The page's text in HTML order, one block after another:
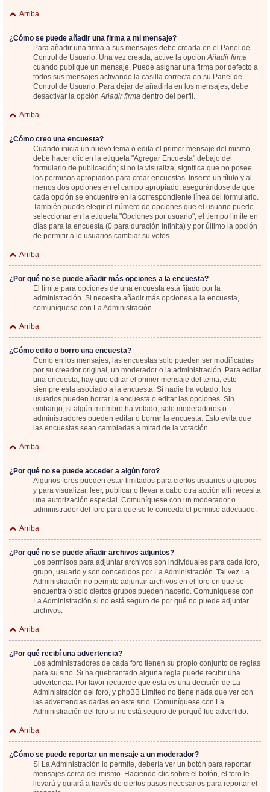
Arriba
¿Cómo se puede añadir una firma a mi mensaje?
Para añadir una firma a sus mensajes debe crearla en el Panel de
Control de Usuario. Una vez creada, active la opciónAñadir firma
cuando publique un mensaje. Puede asignar una firma por defecto a
todos sus mensajes activando la casilla correcta en su Panel de
Control de Usuario. Para dejar de añadirla en los mensajes, debe
desactivar la opciónAñadir firma dentro del perfil.
Arriba
¿Cómo creo una encuesta?
Cuando inicia un nuevo tema o edita el primer mensaje del mismo,
debe hacer clic en la etiqueta "Agregar Encuesta" debajo del
formulario de publicación; si no la visualiza, significa que no posee
los permisos apropiados para crear encuestas. Inserte un título y al
menos dos opciones en el campo apropiado, asegurándose de que
cada opción se encuentre en la correspondiente línea del formulario.
También puede elegir el número de opciones que el usuario puede
seleccionar en la etiqueta "Opciones por usuario", el tiempo límite en
días para la encuesta (0 para duración infinita) y por último la opción
de permitir a lo usuarios cambiar su votos.
Arriba
¿Por qué no se puede añadir más opciones a la encuesta?
El límite para opciones de una encuesta está fijado por la
administración. Si necesita añadir más opciones a la encuesta,
comuníquese con La Administración.
Arriba
¿Cómo edito o borro una encuesta?
Como en los mensajes, las encuestas solo pueden ser modificadas
por su creador original, un moderador o la administración. Para editar
una encuesta, hay que editar el primer mensaje del tema; este
siempre esta asociado a la encuesta. Si nadie ha votado, los
usuarios pueden borrar la encuesta o editar las opciones. Sin
embargo, si algún miembro ha votado, solo moderadores o
administradores pueden editar o borrar la encuesta. Esto evita que
las encuestas sean cambiadas a mitad de la votación.
Arriba
¿Por qué no se puede acceder a algún foro?
Algunos foros pueden estar limitados para ciertos usuarios o grupos
y para visualizar, leer, publicar o llevar a cabo otra acción allí necesita
una autorización especial. Comuníquese con un moderador o
administrador del foro para que se le conceda el permiso adecuado.
Arriba
¿Por qué no se puede añadir archivos adjuntos?
Los permisos para adjuntar archivos son individuales para cada foro,
grupo, usuario y son concedidos por La Administración. Tal vez La
Administración no permite adjuntar archivos en el foro en que se
encuentra o solo ciertos grupos pueden hacerlo. Comuníquese con
La Administración si no está seguro de por qué no puede adjuntar
archivos.
Arriba
¿Por qué recibí una advertencia?
Los administradores de cada foro tienen su propio conjunto de reglas
para su sitio. Si ha quebrantado alguna regla puede recibir una
advertencia. Por favor recuerde que esta es una decisión de La
Administración del foro, y phpBB Limited no tiene nada que ver con
las advertencias dadas en este sitio. Comuníquese con La
Administración del foro si no está seguro de porqué fue advertido.
Arriba
¿Cómo se puede reportar un mensaje a un moderador?
Si La Administración lo permite, debería ver un botón para reportar
mensajes cerca del mismo. Haciendo clic sobre el botón, el foro le
llevará y guiará a través de ciertos pasos necesarios para reportar el